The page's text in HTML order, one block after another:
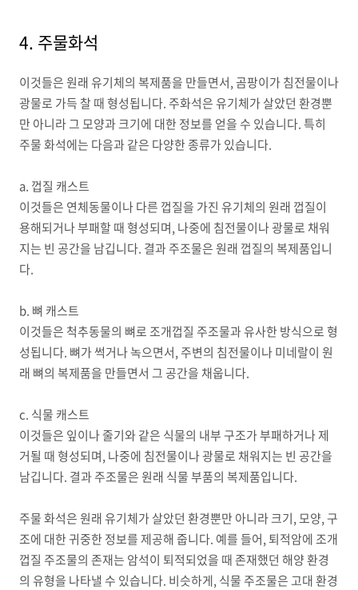
4. 주물화석
이것들은 원래 유기체의 복제품을 만들면서, 곰팡이가 침전물이나
광물로 가득 찰 때 형성됩니다. 주화석은 유기체가 살았던 환경뿐
만 아니라 그 모양과 크기에 대한 정보를 얻을 수 있습니다. 특히
주물 화석에는 다음과 같은 다양한 종류가 있습니다.
a. 껍질 캐스트
이것들은 연체동물이나 다른 껍질을 가진 유기체의 원래 껍질이
용해되거나 부패할 때 형성되며, 나중에 침전물이나 광물로 채워
지는 빈 공간을 남깁니다. 결과 주조물은 원래 껍질의 복제품입니
다.
b. 뼈 캐스트
이것들은 척추동물의 뼈로 조개껍질 주조물과 유사한 방식으로 형
성됩니다. 뼈가 썩거나 녹으면서, 주변의 침전물이나 미네랄이 원
래 뼈의 복제품을 만들면서 그 공간을 채웁니다.
c. 식물 캐스트
이것들은 잎이나 줄기와 같은 식물의 내부 구조가 부패하거나 제
거될 때 형성되며, 나중에 침전물이나 광물로 채워지는 빈 공간을
남깁니다. 결과 주조물은 원래 식물 부품의 복제품입니다.
주물 화석은 원래 유기체가 살았던 환경뿐만 아니라 크기, 모양, 구
조에 대한 귀중한 정보를 제공해 줍니다. 예를 들어, 퇴적암에 조개
껍질 주조물의 존재는 암석이 퇴적되었을 때 존재했던 해양 환경
의 유형을 나타낼 수 있습니다. 비슷하게, 식물 주조물은 고대 환경